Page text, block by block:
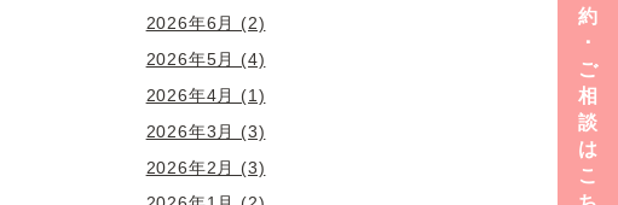
約
･
ご
相
談
は
こ
2026年6月 (2)
2026年5月 (4)
2026年4月 (1)
2026年3月 (3)
2026年2月 (3)